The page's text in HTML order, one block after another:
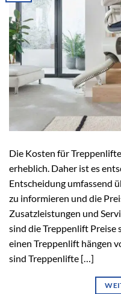
Die Kosten für
erheblich. Daher ist es
Entscheidung umfassend
zu informieren und die
Zusatzleistungen und
sind die Treppenlift Preise
einen Treppenlift hängen
sind Treppenlifte […]